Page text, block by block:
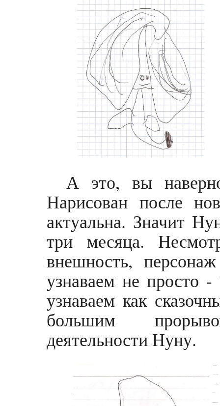
А это, вы
Нарисован после
актуальна. Значит
три месяца.
внешность,
узнаваем не просто
узнаваем как
большим
деятельности Нуну.